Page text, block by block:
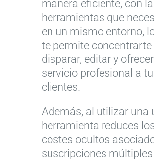
manera eficiente, con
herramientas que
en un mismo entorno,
te permite concentrarte
disparar, editar y
servicio profesional a
clientes.
Además, al utilizar una
herramienta reduces los
costes ocultos
suscripciones múltiples